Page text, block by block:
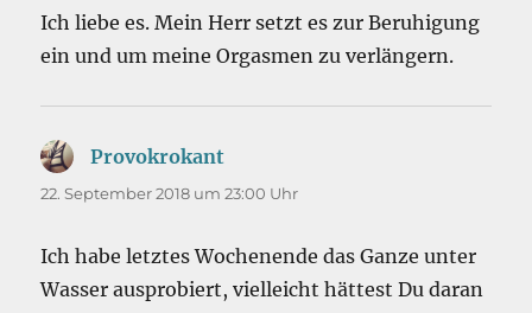
Ich liebe es. Mein Herr setzt es zur Beruhigung
ein und um meine Orgasmen zu verlängern.
Provokrokant
22. September 2018 um 23:00 Uhr
Ich habe letztes Wochenende das Ganze unter
Wasser ausprobiert, vielleicht hättest Du daran